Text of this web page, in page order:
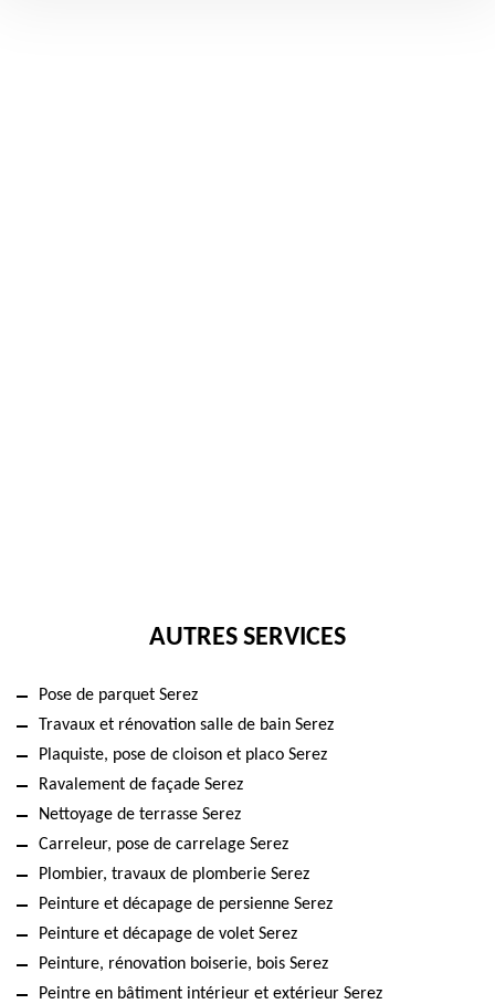
AUTRES SERVICES
Pose de parquet Serez
Travaux et rénovation salle de bain Serez
Plaquiste, pose de cloison et placo Serez
Ravalement de façade Serez
Nettoyage de terrasse Serez
Carreleur, pose de carrelage Serez
Plombier, travaux de plomberie Serez
Peinture et décapage de persienne Serez
Peinture et décapage de volet Serez
Peinture, rénovation boiserie, bois Serez
Peintre en bâtiment intérieur et extérieur Serez